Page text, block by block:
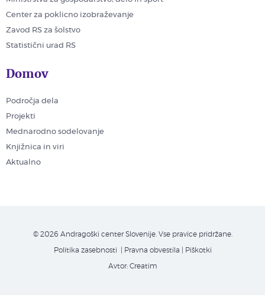
Center za poklicno izobraževanje
Zavod RS za šolstvo
Statistični urad RS
Domov
Področja dela
Projekti
Mednarodno sodelovanje
Knjižnica in viri
Aktualno
© 2026 Andragoški center Slovenije. Vse pravice pridržane.
Politika zasebnosti | Pravna obvestila Piškotki
Avtor: Creatim